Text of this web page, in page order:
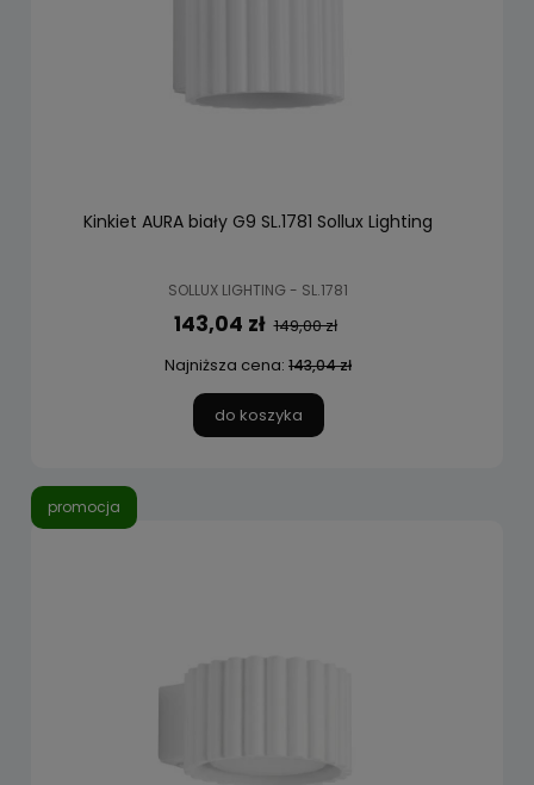
Kinkiet AURA biały G9 SL.1781 Sollux Lighting
SOLLUX LIGHTING - SL.1781
143,04 zł 149,00 zł
Najniższa cena: 143,04 zł
do koszyka
promocja